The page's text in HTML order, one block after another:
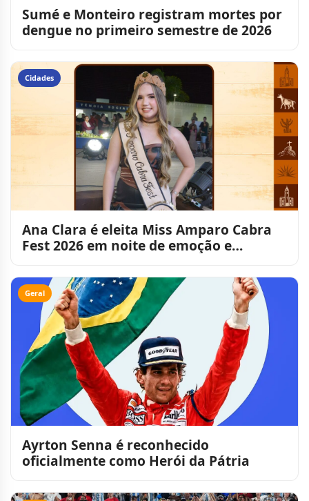
Sumé e Monteiro registram mortes por
dengue no primeiro semestre de 2026
Cidades
Ana Clara é eleita Miss Amparo Cabra
Fest 2026 em noite de emoção e
Geral
Ayrton Senna é reconhecido
oficialmente como Herói da Pátria